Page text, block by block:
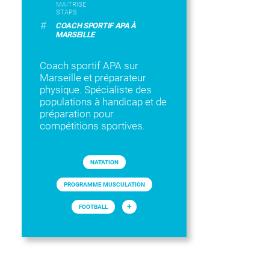
MAITRISE
STAPS
#
COACH SPORTIF APA À
MARSEILLE
Coach sportif APA sur
Marseille et préparateur
physique. Spécialiste des
populations à handicap et de
préparation pour
compétitions sportives.
NATATION
PROGRAMME MUSCULATION
FOOTBALL +